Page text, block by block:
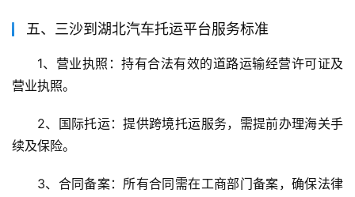
五、三沙到湖北汽车托运平台服务标准
1、营业执照：持有合法有效的道路运输经营许可证及
营业执照。
2、国际托运：提供跨境托运服务，需提前办理海关手
续及保险。
3、合同备案：所有合同需在工商部门备案，确保法律